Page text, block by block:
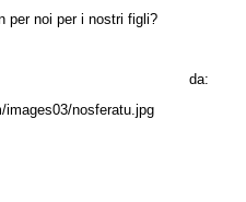
per noi per i nostri figli?
da:
images03/nosferatu.jpg